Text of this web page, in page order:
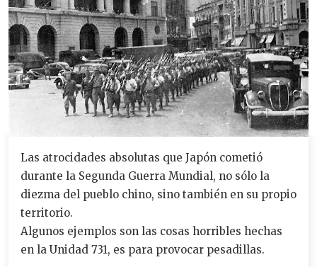
Las atrocidades absolutas que Japón cometió
durante la Segunda Guerra Mundial, no sólo la
diezma del pueblo chino, sino también en su propio
territorio.
Algunos ejemplos son las cosas horribles hechas
en la Unidad 731, es para provocar pesadillas.